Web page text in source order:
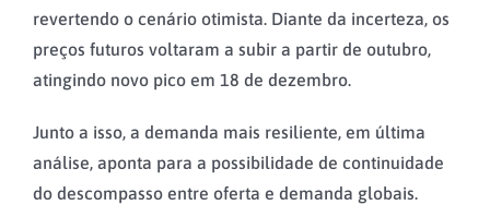
revertendo o cenário otimista. Diante da incerteza, os
preços futuros voltaram a subir a partir de outubro,
atingindo novo pico em 18 de dezembro.
Junto a isso, a demanda mais resiliente, em última
análise, aponta para a possibilidade de continuidade
do descompasso entre oferta e demanda globais.